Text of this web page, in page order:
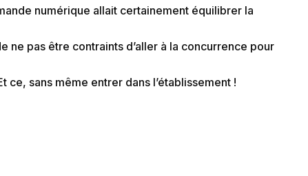
numérique allait certainement équilibrer la
ne pas être contraints d’aller à la concurrence pour
sans même entrer dans l’établissement !